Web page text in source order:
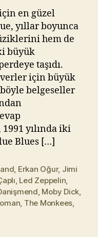
kı
l
m
a
z
en güzel
yıllar boyunca
hem de
büyük
taşıdı.
için büyük
belgeseller
yılında iki
Blues […]
Erkan Oğur, Jimi
Led Zeppelin
Moby Dick
The Monkees